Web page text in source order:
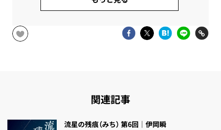
関連記事
流星の残痕（みち） 第6回｜伊岡瞬